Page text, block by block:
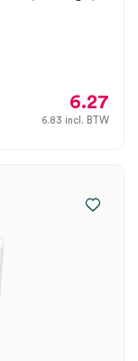
6.27
6.83 incl. BTW